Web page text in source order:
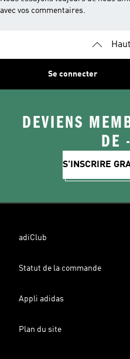
avec vos commentaires.
Se connecter
DEVIENS
DE
S'INSCRIRE
adiClub
Statut de la commande
Appli adidas
Plan du site